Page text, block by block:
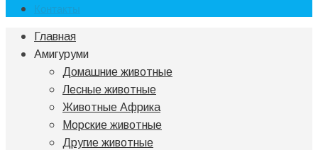
Контакты
Главная
Амигуруми
Домашние животные
Лесные животные
Животные Африка
Морские животные
Другие животные